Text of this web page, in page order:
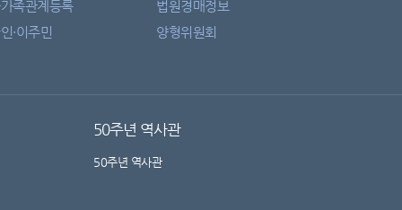
족관계등록
법원경매정보
·이주민
양형위원회
50주년 역사관
50주년 역사관